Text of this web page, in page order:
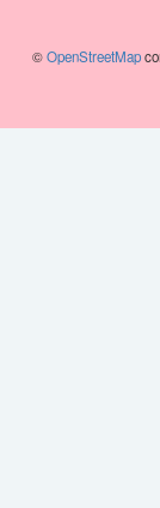
©OpenStreetMap